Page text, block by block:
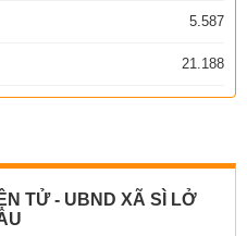
5.587
21.188
TỬ - UBND XÃ SÌ LỞ